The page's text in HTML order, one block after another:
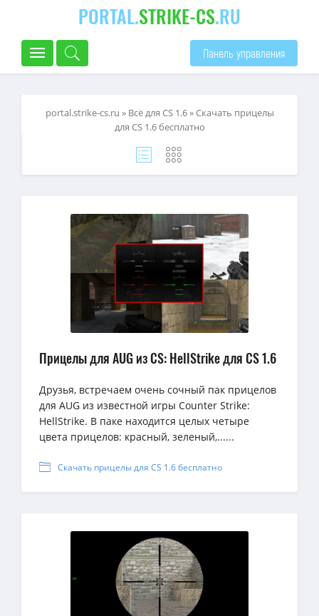
PORTAL.STRIKE-CS.RU
Панель управления
portal.strike-cs.ru » Всё для CS 1.6» Скачать прицелы
для CS 1.6 бесплатно
Прицелы для AUG из CS: HellStrike для CS 1.6
Друзья, встречаем очень сочный пак прицелов
для AUG из известной игры Counter Strike:
HellStrike. В паке находится целых четыре
цвета прицелов: красный, зеленый,......
Скачать прицелы для CS 1.6 бесплатно